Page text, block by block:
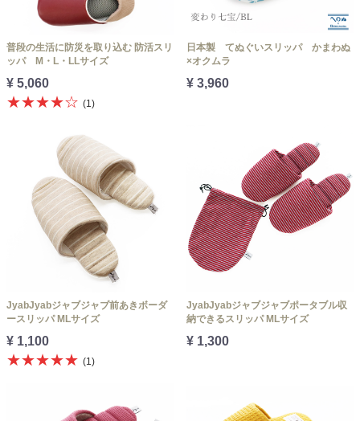
普段の生活に防災を取り込む 防活スリ
ッパ M・L・LLサイズ
¥ 5,060
★★★★☆ (1)
日本製 てぬぐいスリッパ かまわぬ
×オクムラ
¥ 3,960
JyabJyabジャブジャブ前あきボーダ
ースリッパ MLサイズ
¥ 1,100
★★★★★ (1)
JyabJyabジャブジャブポータブル収
納できるスリッパ MLサイズ
¥ 1,300